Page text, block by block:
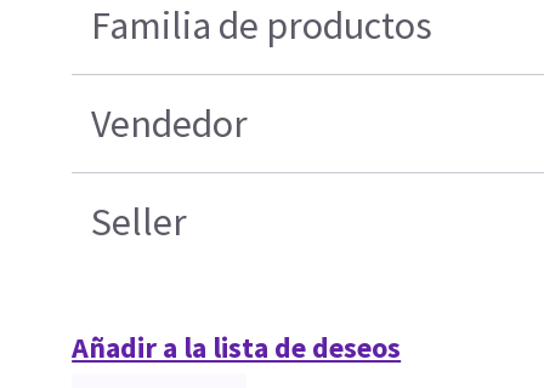
Familia de productos
Vendedor
Seller
Añadir a la lista de deseos